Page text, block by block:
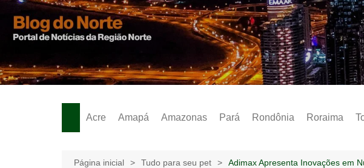
para
Acre Amapá Amazonas Pará Rondônia Roraima
Página inicial Tudo para seu pet Adimax Apresenta Inovações em